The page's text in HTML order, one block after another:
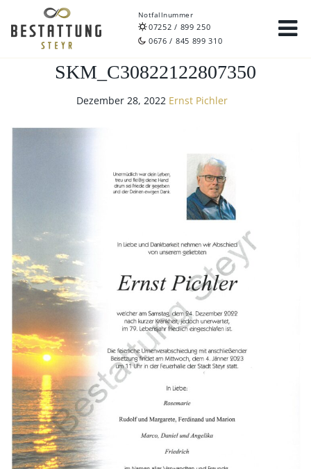
Notfallnummer
07252 / 899 250
0676 / 845 899 310
SKM_C30822122807350
Dezember 28, 2022 Ernst Pichler